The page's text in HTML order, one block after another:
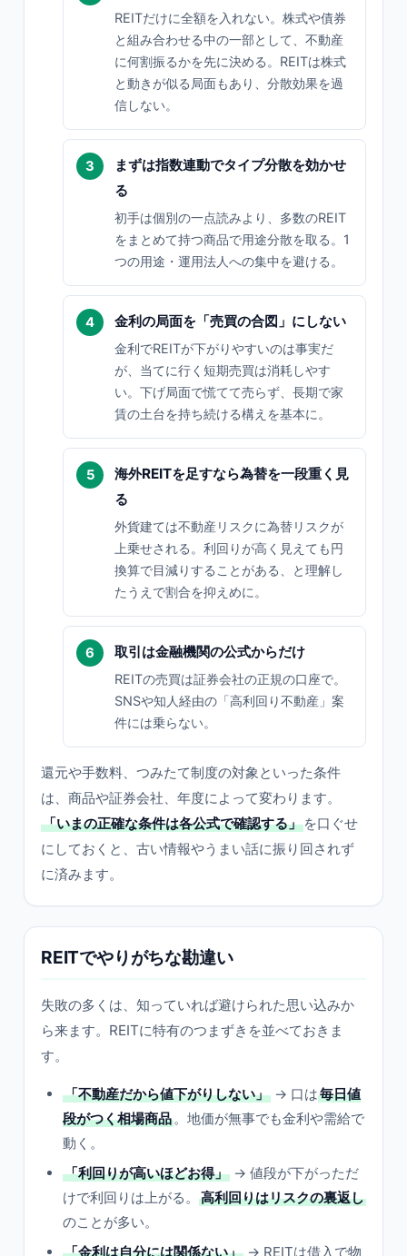
REITだけに全額を入れない。株式や債券
と組み合わせる中の一部として、不動産
に何割振るかを先に決める。REITは株式
と動きが似る局面もあり、分散効果を過
信しない。
まずは指数連動でタイプ分散を効かせ
る
初手は個別の一点読みより、多数のREIT
をまとめて持つ商品で用途分散を取る。1
つの用途・運用法人への集中を避ける。
金利の局面を「売買の合図」にしない
金利でREITが下がりやすいのは事実だ
が、当てに行く短期売買は消耗しやす
い。下げ局面で慌てて売らず、長期で家
賃の土台を持ち続ける構えを基本に。
海外REITを足すなら為替を一段重く見
る
外貨建ては不動産リスクに為替リスクが
上乗せされる。利回りが高く見えても円
換算で目減りすることがある、と理解し
たうえで割合を抑えめに。
取引は金融機関の公式からだけ
REITの売買は証券会社の正規の口座で。
SNSや知人経由の「高利回り不動産」案
件には乗らない。
還元や手数料、つみたて制度の対象といった条件
は、商品や証券会社、年度によって変わります。
「いまの正確な条件は各公式で確認する」 を口ぐせ
にしておくと、古い情報やうまい話に振り回されず
に済みます。
REITでやりがちな勘違い
失敗の多くは、知っていれば避けられた思い込みか
ら来ます。REITに特有のつまずきを並べておきま
す。
「不動産だから値下がりしない」 → 口は毎日値
段がつく相場商品。地価が無事でも金利や需給で
動く。
「利回りが高いほどお得」 → 値段が下がっただ
けで利回りは上がる。
高利回りはリスクの裏返し
のことが多い。
「金利は自分には関係ない」 → REITは借入で物